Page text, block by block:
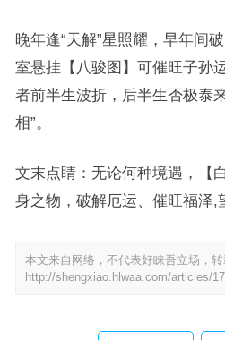
晚年逢“天解”星照耀，早年间
室悬挂【八骏图】可催旺子孙
者前半生波折，后半生否极泰
相”。
文末点睛：无论何种境遇，【
身之物，破解厄运、催旺福泽,
本文来自网络，不代表好睐吾立场，转
http://shengxiao.hlwaa.com/articles/